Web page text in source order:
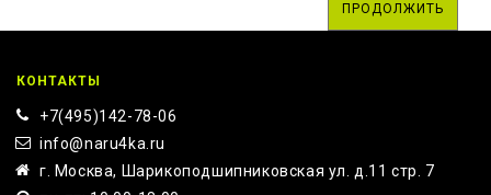
ПРОДОЛЖИТЬ
КОНТАКТЫ
+7(495)142-78-06
info@naru4ka.ru
г. Москва, Шарикоподшипниковская ул. д.11 стр. 7